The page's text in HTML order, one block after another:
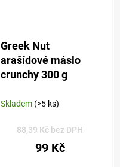
Greek Nut
arašídové máslo
crunchy 300 g
Skladem (>5 ks)
88,39 Kč bez DPH
99 Kč